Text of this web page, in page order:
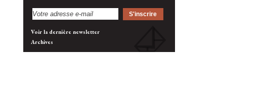
Voir la dernière newsletter
Archives